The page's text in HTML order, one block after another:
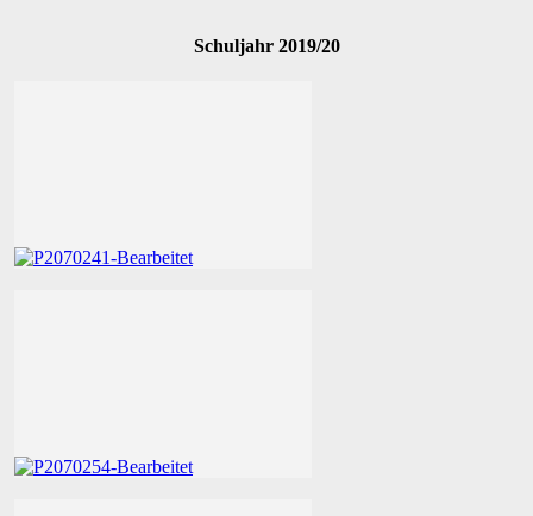
Schuljahr 2019/20